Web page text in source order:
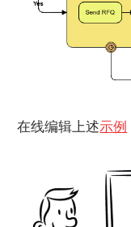
在线编辑上述示例